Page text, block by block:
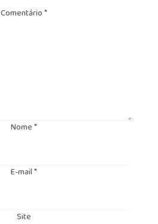
Comentário*
Nome*
E-mail*
Site